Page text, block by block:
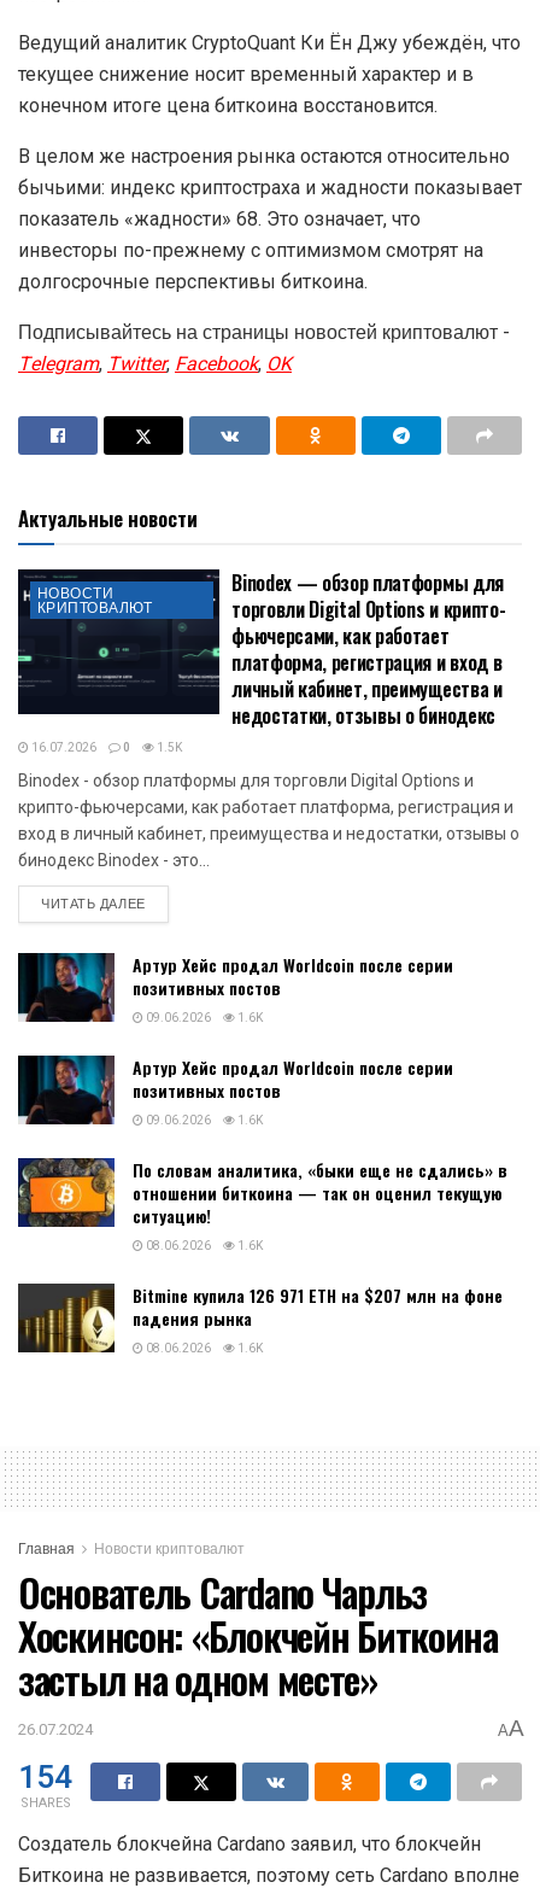
Ведущий аналитик CryptoQuant Ки Ён Джу убеждён, что
текущее снижение носит временный характер и в
конечном итоге цена биткоина восстановится.
В целом же настроения рынка остаются относительно
бычьими: индекс криптостраха и жадности показывает
показатель «жадности» 68. Это означает, что
инвесторы по-прежнему с оптимизмом смотрят на
долгосрочные перспективы биткоина.
Подписывайтесь на страницы новостей криптовалют -
Telegram,Twitter,Facebook,OK
Актуальные новости
НОВОСТИ
КРИПТОВАЛЮТ
Binodex — обзор платформы для
торговли Digital Options и крипто-
фьючерсами, как работает
платформа, регистрация и вход в
личный кабинет, преимущества и
недостатки, отзывы о бинодекс
16.07.2026 0 1.5K
Binodex - обзор платформы для торговли Digital Options и
крипто-фьючерсами, как работает платформа, регистрация и
вход в личный кабинет, преимущества и недостатки, отзывы о
бинодекс Binodex - это...
ЧИТАТЬ ДАЛЕЕDETAILS
Артур Хейс продал Worldcoin после серии
позитивных постов
09.06.2026 1.6K
Артур Хейс продал Worldcoin после серии
позитивных постов
09.06.2026 1.6K
По словам аналитика, «быки еще не сдались» в
отношении биткоина — так он оценил текущую
ситуацию!
08.06.2026 1.6K
Bitmine купила 126 971 ETH на $207 млн на фоне
падения рынка
08.06.2026 1.6K
Главная Новости криптовалют
Основатель Cardano Чарльз
Хоскинсон: «Блокчейн Биткоина
застыл на одном месте»
26.07.2024 AA
154
SHARES
Создатель блокчейна Cardano заявил, что блокчейн
Биткоина не развивается, поэтому сеть Cardano вполне